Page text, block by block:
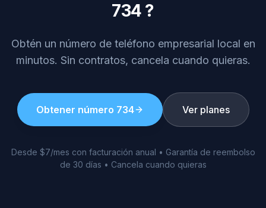
734 ?
Obtén un número de teléfono empresarial local en
minutos. Sin contratos, cancela cuando quieras.
Obtener número 734 Ver planes
Desde $7/mes con facturación anual • Garantía de reembolso
de 30 días • Cancela cuando quieras